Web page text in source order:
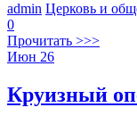
admin Церковь и
0
Прочитать >>>
Июн 26
Круизный